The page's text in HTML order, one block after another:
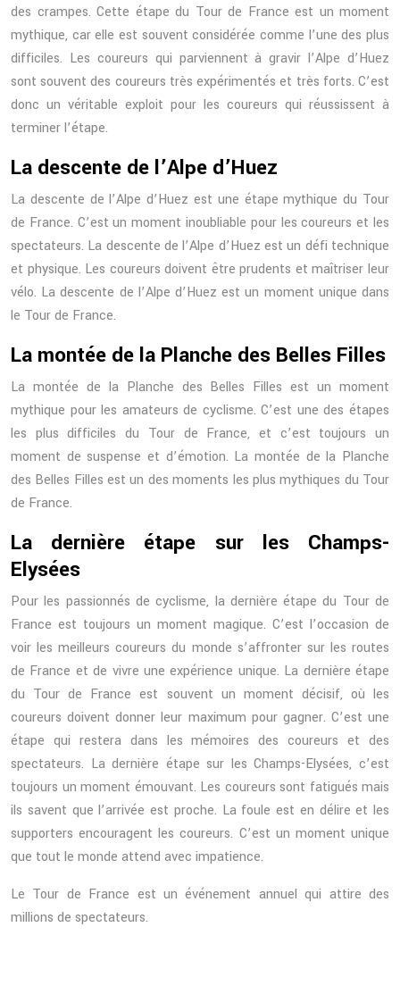
des crampes. Cette étape du Tour de France est un moment
mythique, car elle est souvent considérée comme l’une des plus
difficiles. Les coureurs qui parviennent à gravir l’Alpe d’Huez
sont souvent des coureurs très expérimentés et très forts. C’est
donc un véritable exploit pour les coureurs qui réussissent à
terminer l’étape.
La descente de l’Alpe d’Huez
La descente de l’Alpe d’Huez est une étape mythique du Tour
de France. C’est un moment inoubliable pour les coureurs et les
spectateurs. La descente de l’Alpe d’Huez est un défi technique
et physique. Les coureurs doivent être prudents et maîtriser leur
vélo. La descente de l’Alpe d’Huez est un moment unique dans
le Tour de France.
La montée de la Planche des Belles Filles
La montée de la Planche des Belles Filles est un moment
mythique pour les amateurs de cyclisme. C’est une des étapes
les plus difficiles du Tour de France, et c’est toujours un
moment de suspense et d’émotion. La montée de la Planche
des Belles Filles est un des moments les plus mythiques du Tour
de France.
La dernière étape sur les Champs-
Elysées
Pour les passionnés de cyclisme, la dernière étape du Tour de
France est toujours un moment magique. C’est l’occasion de
voir les meilleurs coureurs du monde s’affronter sur les routes
de France et de vivre une expérience unique. La dernière étape
du Tour de France est souvent un moment décisif, où les
coureurs doivent donner leur maximum pour gagner. C’est une
étape qui restera dans les mémoires des coureurs et des
spectateurs. La dernière étape sur les Champs-Elysées, c’est
toujours un moment émouvant. Les coureurs sont fatigués mais
ils savent que l’arrivée est proche. La foule est en délire et les
supporters encouragent les coureurs. C’est un moment unique
que tout le monde attend avec impatience.
Le Tour de France est un événement annuel qui attire des
millions de spectateurs.